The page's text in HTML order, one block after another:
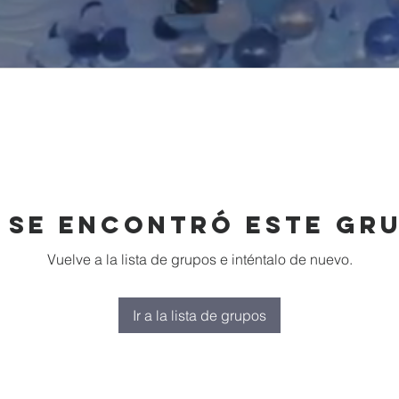
se encontró este
Vuelve a la lista de grupos e inténtalo de nuevo.
Ir a la lista de grupos